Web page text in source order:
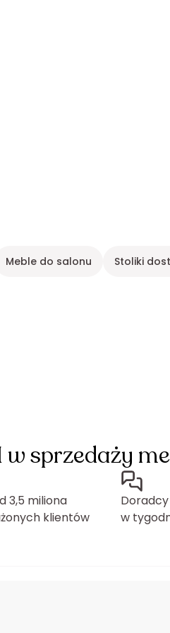
Meble do salonu Stoliki
w sprzedaży
3,5 miliona
klientów
w